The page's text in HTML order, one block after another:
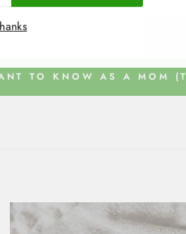
TO KNOW AS A MOM